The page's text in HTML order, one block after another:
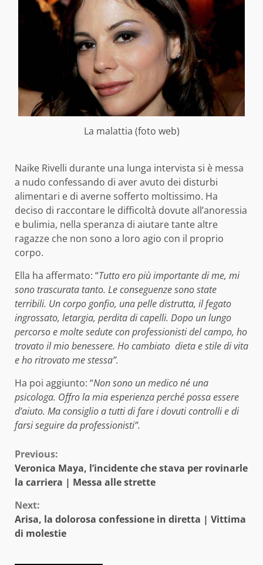
La malattia (foto web)
Naike Rivelli durante una lunga intervista si è messa
a nudo confessando di aver avuto dei disturbi
alimentari e di averne sofferto moltissimo. Ha
deciso di raccontare le difficoltà dovute all’anoressia
e bulimia, nella speranza di aiutare tante altre
ragazze che non sono a loro agio con il proprio
corpo.
Ella ha affermato: “Tutto ero più importante di me, mi
sono trascurata tanto. Le conseguenze sono state
terribili. Un corpo gonfio, una pelle distrutta, il fegato
ingrossato, letargia, perdita di capelli. Dopo un lungo
percorso e molte sedute con professionisti del campo, ho
trovato il mio benessere. Ho cambiato dieta e stile di vita
e ho ritrovato me stessa”.
Ha poi aggiunto: “Non sono un medico né una
psicologa. Offro la mia esperienza perché possa essere
d’aiuto. Ma consiglio a tutti di fare i dovuti controlli e di
farsi seguire da professionisti”.
Continue
Reading
Previous:
Veronica Maya, l’incidente che stava per rovinarle
la carriera | Messa alle strette
Next:
Arisa, la dolorosa confessione in diretta | Vittima
di molestie